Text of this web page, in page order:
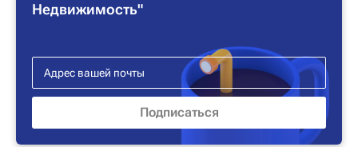
Недвижимость"